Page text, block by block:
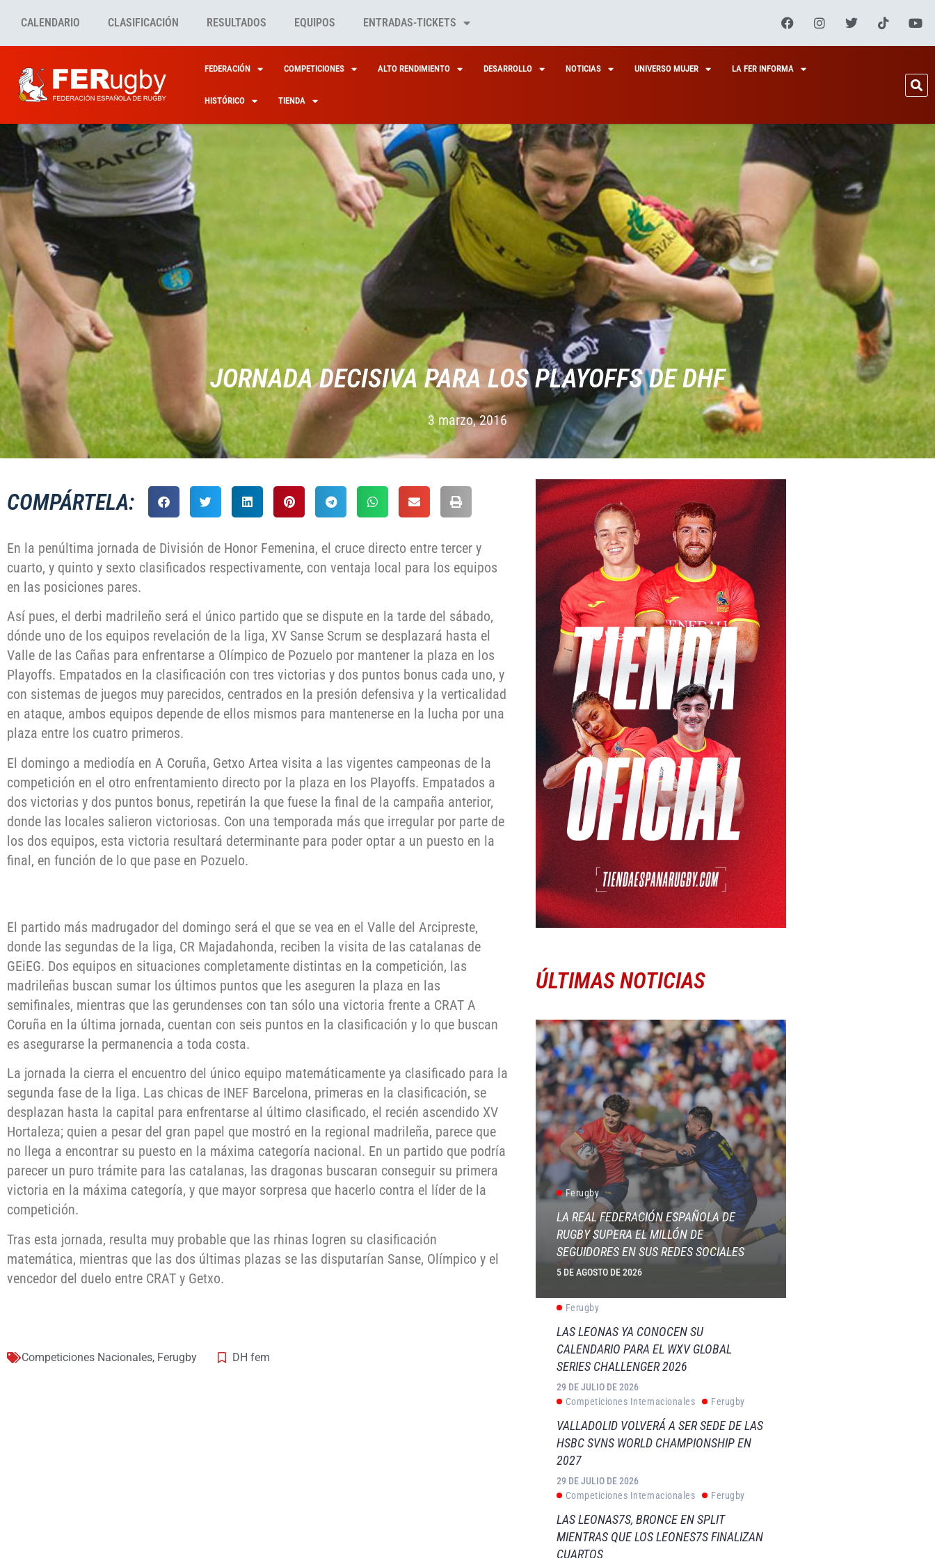
CALENDARIO CLASIFICACIÓN RESULTADOS EQUIPOS ENTRADAS-TICKETS
FEDERACIÓN COMPETICIONES ALTO RENDIMIENTO DESARROLLO NOTICIAS UNIVERSO MUJER LA FER INFORMA
HISTÓRICO TIENDA
JORNADA DECISIVA PARA LOS PLAYOFFS DE DHF
3 marzo, 2016
COMPÁRTELA:
En la penúltima jornada de División de Honor Femenina, el cruce directo entre tercer y
cuarto, y quinto y sexto clasificados respectivamente, con ventaja local para los equipos
en las posiciones pares.
Así pues, el derbi madrileño será el único partido que se dispute en la tarde del sábado,
dónde uno de los equipos revelación de la liga, XV Sanse Scrum se desplazará hasta el
Valle de las Cañas para enfrentarse a Olímpico de Pozuelo por mantener la plaza en los
Playoffs. Empatados en la clasificación con tres victorias y dos puntos bonus cada uno, y
con sistemas de juegos muy parecidos, centrados en la presión defensiva y la verticalidad
en ataque, ambos equipos depende de ellos mismos para mantenerse en la lucha por una
plaza entre los cuatro primeros.
El domingo a mediodía en A Coruña, Getxo Artea visita a las vigentes campeonas de la
competición en el otro enfrentamiento directo por la plaza en los Playoffs. Empatados a
dos victorias y dos puntos bonus, repetirán la que fuese la final de la campaña anterior,
donde las locales salieron victoriosas. Con una temporada más que irregular por parte de
los dos equipos, esta victoria resultará determinante para poder optar a un puesto en la
final, en función de lo que pase en Pozuelo.
El partido más madrugador del domingo será el que se vea en el Valle del Arcipreste,
donde las segundas de la liga, CR Majadahonda, reciben la visita de las catalanas de
GEiEG. Dos equipos en situaciones completamente distintas en la competición, las
madrileñas buscan sumar los últimos puntos que les aseguren la plaza en las
semifinales, mientras que las gerundenses con tan sólo una victoria frente a CRAT A
Coruña en la última jornada, cuentan con seis puntos en la clasificación y lo que buscan
es asegurarse la permanencia a toda costa.
La jornada la cierra el encuentro del único equipo matemáticamente ya clasificado para la
segunda fase de la liga. Las chicas de INEF Barcelona, primeras en la clasificación, se
desplazan hasta la capital para enfrentarse al último clasificado, el recién ascendido XV
Hortaleza; quien a pesar del gran papel que mostró en la regional madrileña, parece que
no llega a encontrar su puesto en la máxima categoría nacional. En un partido que podría
parecer un puro trámite para las catalanas, las dragonas buscaran conseguir su primera
victoria en la máxima categoría, y que mayor sorpresa que hacerlo contra el líder de la
competición.
Tras esta jornada, resulta muy probable que las rhinas logren su clasificación
matemática, mientras que las dos últimas plazas se las disputarían Sanse, Olímpico y el
vencedor del duelo entre CRAT y Getxo.
Competiciones Nacionales, Ferugby DH fem
ÚLTIMAS NOTICIAS
Ferugby
LA REAL FEDERACIÓN ESPAÑOLA DE
RUGBY SUPERA EL MILLÓN DE
SEGUIDORES EN SUS REDES SOCIALES
5 DE AGOSTO DE 2026
Ferugby
LAS LEONAS YA CONOCEN SU
CALENDARIO PARA EL WXV GLOBAL
SERIES CHALLENGER 2026
29 DE JULIO DE 2026
Competiciones Internacionales
Ferugby
VALLADOLID VOLVERÁ A SER SEDE DE LAS
HSBC SVNS WORLD CHAMPIONSHIP EN
2027
29 DE JULIO DE 2026
Competiciones Internacionales
Ferugby
LAS LEONAS7S, BRONCE EN SPLIT
MIENTRAS QUE LOS LEONES7S FINALIZAN
CUARTOS